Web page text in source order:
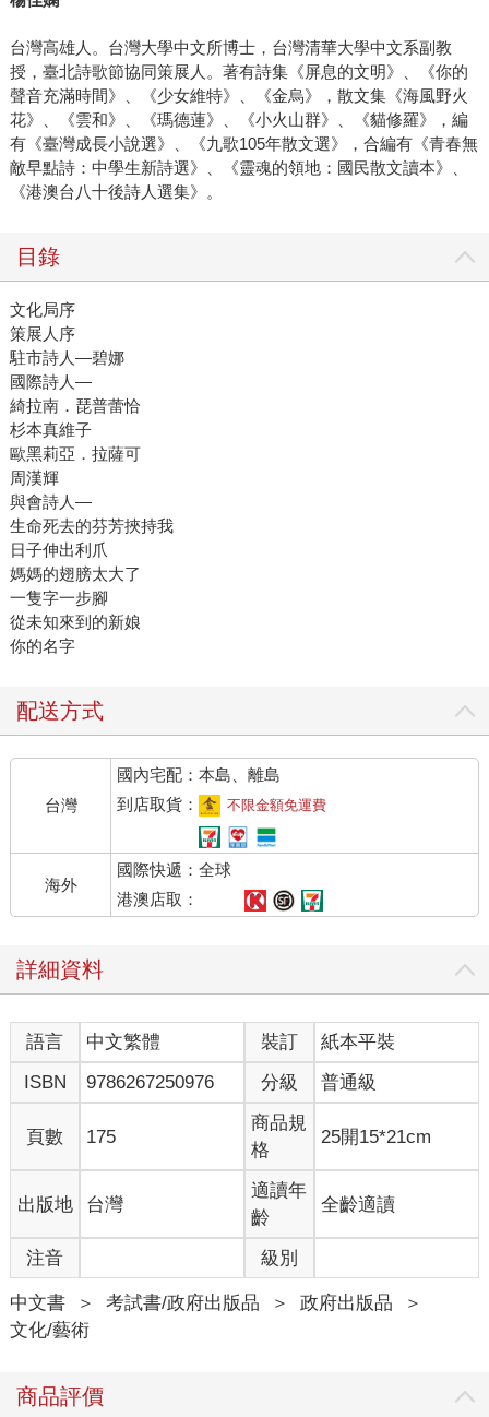
台灣高雄人。台灣大學中文所博士，台灣清華大學中文系副教
授，臺北詩歌節協同策展人。著有詩集《屏息的文明》、《你的
聲音充滿時間》、《少女維特》、《金烏》，散文集《海風野火
花》、《雲和》、《瑪德蓮》、《小火山群》、《貓修羅》，編
有《臺灣成長小說選》、《九歌105年散文選》，合編有《青春無
敵早點詩：中學生新詩選》、《靈魂的領地：國民散文讀本》、
《港澳台八十後詩人選集》。
目錄
文化局序
策展人序
駐市詩人—碧娜
國際詩人—
綺拉南．琵普蕾恰
杉本真維子
歐黑莉亞．拉薩可
周漢輝
與會詩人—
生命死去的芬芳挾持我
日子伸出利爪
媽媽的翅膀太大了
一隻字一步腳
從未知來到的新娘
你的名字
配送方式
台灣
國內宅配：本島、離島
到店取貨：
不限金額免運費
海外
國際快遞：全球
港澳店取：
詳細資料
語言 中文繁體 裝訂
紙本平裝
ISBN
9786267250976 分級 普通級
頁數 175
商品規
格
25開15*21cm
出版地 台灣
適讀年
齡
全齡適讀
注音 級別
中文書 ＞ 考試書/政府出版品 ＞ 政府出版品
＞
文化/藝術
商品評價